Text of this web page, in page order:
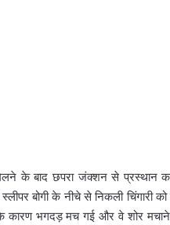
के बाद छपरा जंक्शन से प्रस्थान
बोगी के नीचे से निकली चिंगारी
के कारण भगदड़ मच गई और वे शोर